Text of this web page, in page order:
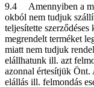
9.4 Amennyiben a
okból nem tudjuk
teljesítette
megrendelt terméket
miatt nem tudjuk
elállhatunk ill. azt
azonnal értesítjük Önt.
elállás ill. felmondás